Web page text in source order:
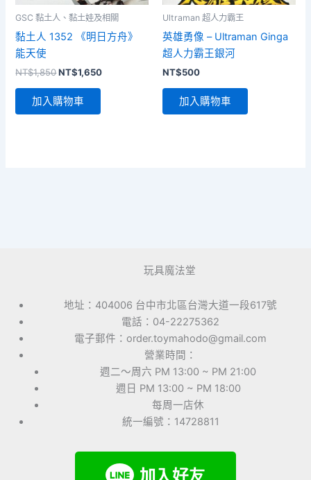
GSC 黏土人、黏土娃及相關
黏土人 1352 《明日方舟》
能天使
NT$1,850原
價
格：
NT$1,650目
加入購物車
Ultraman 超人力霸王
英雄勇像 – Ultraman Ginga
超人力霸王銀河
NT$500
加入購物車
玩具魔法堂
地址：404006 台中市北區台灣大道一段617號
電話：04-22275362
電子郵件：order.toymahodo@gmail.com
營業時間：
週二～周六 PM 13:00 ~ PM 21:00
週日 PM 13:00 ~ PM 18:00
每周一店休
統一編號：14728811